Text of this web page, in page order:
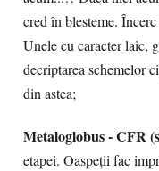
cred în blesteme.
Unele cu caracter laic,
decriptarea schemelor
din astea;
Metaloglobus - CFR
etapei. Oaspeții fac